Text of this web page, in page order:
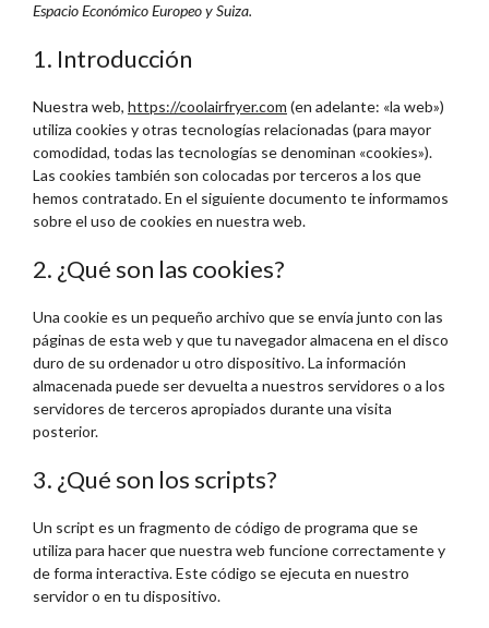
Espacio Económico Europeo y Suiza.
1. Introducción
Nuestra web, https://coolairfryer.com (en adelante: «la web»)
utiliza cookies y otras tecnologías relacionadas (para mayor
comodidad, todas las tecnologías se denominan «cookies»).
Las cookies también son colocadas por terceros a los que
hemos contratado. En el siguiente documento te informamos
sobre el uso de cookies en nuestra web.
2. ¿Qué son las cookies?
Una cookie es un pequeño archivo que se envía junto con las
páginas de esta web y que tu navegador almacena en el disco
duro de su ordenador u otro dispositivo. La información
almacenada puede ser devuelta a nuestros servidores o a los
servidores de terceros apropiados durante una visita
posterior.
3. ¿Qué son los scripts?
Un script es un fragmento de código de programa que se
utiliza para hacer que nuestra web funcione correctamente y
de forma interactiva. Este código se ejecuta en nuestro
servidor o en tu dispositivo.